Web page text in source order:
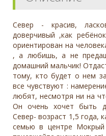
Север - красив,
доверчивый ,как
ориентирован на
, а любишь, а не
домашний мальчик!
тому, кто будет о нем
все чувствуют :
любят, несмотря ни на
Он очень хочет быть
Север- возраст 1,5 года,
семью в центре Мокрый